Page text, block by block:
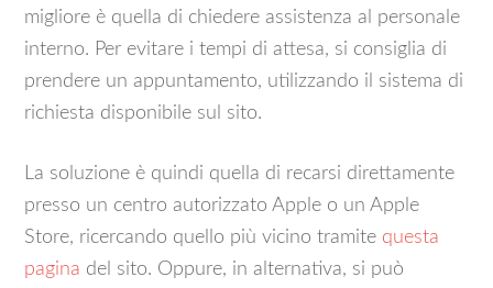
migliore è quella di chiedere assistenza al personale
interno. Per evitare i tempi di attesa, si consiglia di
prendere un appuntamento, utilizzando il sistema di
richiesta disponibile sul sito.
La soluzione è quindi quella di recarsi direttamente
presso un centro autorizzato Apple o un Apple
Store, ricercando quello più vicino tramite questa
pagina del sito. Oppure, in alternativa, si può